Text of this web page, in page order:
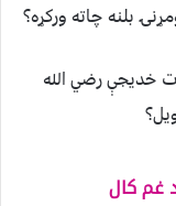
خديجې رضي الله
غم کال